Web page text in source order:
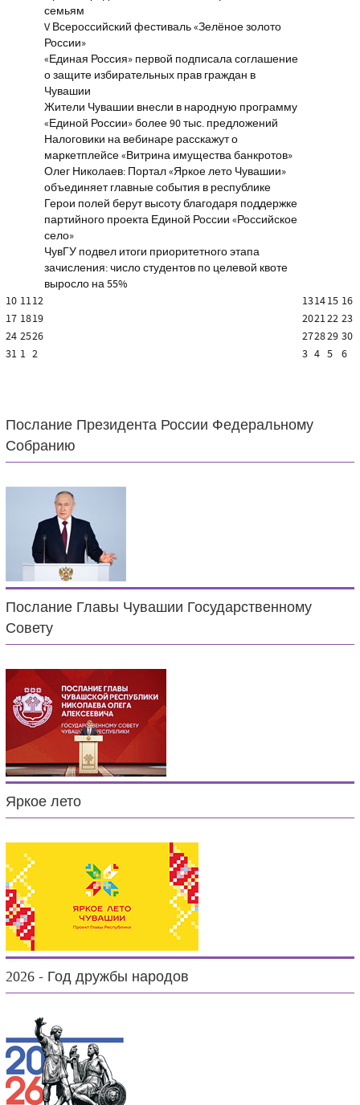
семьям
V Всероссийский фестиваль «Зелёное золото
России»
«Единая Россия» первой подписала соглашение
о защите избирательных прав граждан в
Чувашии
Жители Чувашии внесли в народную программу
«Единой России» более 90 тыс. предложений
Налоговики на вебинаре расскажут о
маркетплейсе «Витрина имущества банкротов»
Олег Николаев: Портал «Яркое лето Чувашии»
объединяет главные события в республике
Герои полей берут высоту благодаря поддержке
партийного проекта Единой России «Российское
село»
ЧувГУ подвел итоги приоритетного этапа
зачисления: число студентов по целевой квоте
выросло на 55%
10 1112 131415 16
17 1819 202122 23
24 2526 272829 30
31 1 2 3 4 5 6
Послание Президента России Федеральному
Собранию
Послание Главы Чувашии Государственному
Совету
Яркое лето
2026 - Год дружбы народов